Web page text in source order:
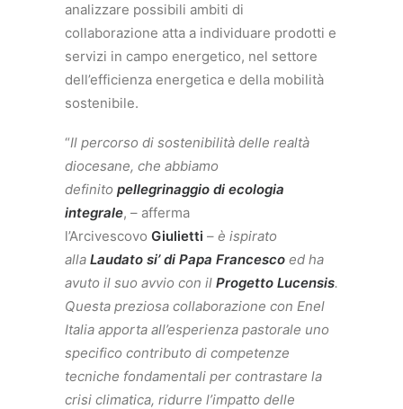
analizzare possibili ambiti di
collaborazione atta a individuare prodotti e
servizi in campo energetico, nel settore
dell’efficienza energetica e della mobilità
sostenibile.
“Il percorso di sostenibilità delle realtà
diocesane, che abbiamo
definito pellegrinaggio di ecologia
integrale, – afferma
l’Arcivescovo Giulietti – è ispirato
alla Laudato si’ di Papa Francesco ed ha
avuto il suo avvio con il Progetto Lucensis.
Questa preziosa collaborazione con Enel
Italia apporta all’esperienza pastorale uno
specifico contributo di competenze
tecniche fondamentali per contrastare la
crisi climatica, ridurre l’impatto delle